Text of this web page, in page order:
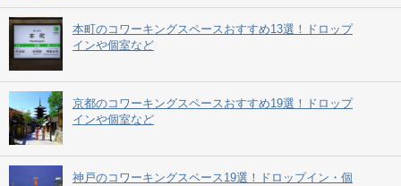
本町のコワーキングスペースおすすめ13選！ドロップ
インや個室など
京都のコワーキングスペースおすすめ19選！ドロップ
インや個室など
神戸のコワーキングスペース19選！ドロップイン・個